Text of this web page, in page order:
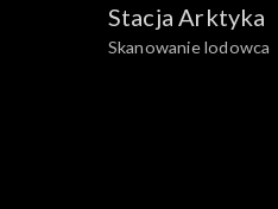
Stacja Arktyka
Skanowanie lodowca